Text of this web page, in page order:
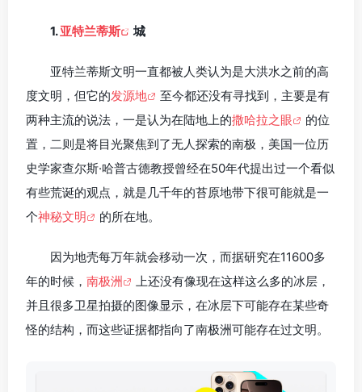
1.亚特兰蒂斯 城
亚特兰蒂斯文明一直都被人类认为是大洪水之前的高
度文明，但它的发源地
至今都还没有寻找到，主要是有
两种主流的说法，一是认为在陆地上的撒哈拉之眼
的位
置，二则是将目光聚焦到了无人探索的南极，美国一位历
史学家查尔斯·哈普古德教授曾经在50年代提出过一个看似
有些荒诞的观点，就是几千年的苔原地带下很可能就是一
个神秘文明 的所在地。
因为地壳每万年就会移动一次，而据研究在11600多
年的时候， 南极洲
上还没有像现在这样这么多的冰层，
并且很多卫星拍摄的图像显示，在冰层下可能存在某些奇
怪的结构，而这些证据都指向了南极洲可能存在过文明。